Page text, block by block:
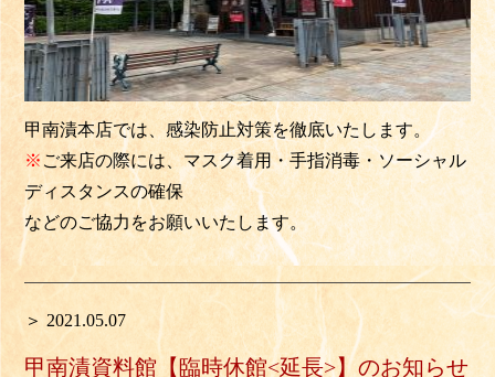
甲南漬本店では、感染防止対策を徹底いたします。
※ ご来店の際には、マスク着用・手指消毒・ソーシャル
ディスタンスの確保
などのご協力をお願いいたします。
＞ 2021.05.07
甲南漬資料館【臨時休館<延長>】のお知らせ